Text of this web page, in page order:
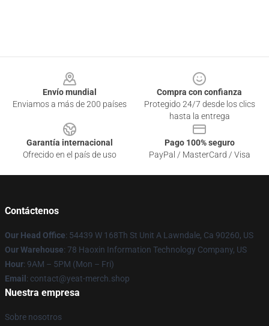
Envío mundial
Enviamos a más de 200 países
Compra con confianza
Protegido 24/7 desde los clics
hasta la entrega
Garantía internacional
Ofrecido en el país de uso
Pago 100% seguro
PayPal / MasterCard / Visa
Contáctenos
Our Head Office: 54439 W 168Th St Unit A Lawndale, Ca 90260, US
Our Warehouse: 78 Haoxin Information Technology Company, US
Hour: 9AM – 5PM (Mon – Fri)
Email : contact@yeat-merch.shop
Nuestra empresa
Sobre nosotros